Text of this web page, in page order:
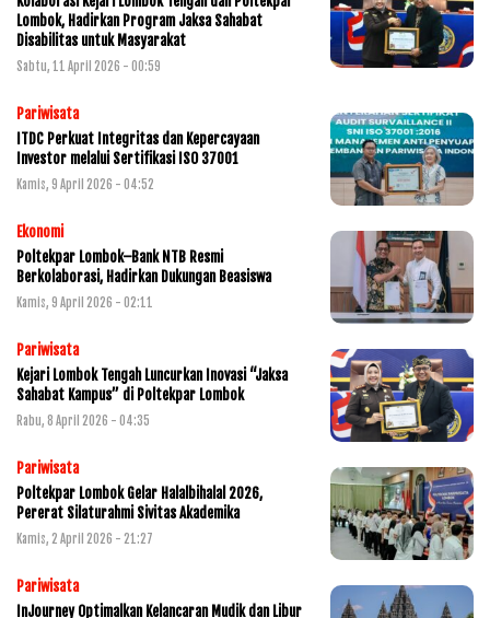
Lombok, Hadirkan Program Jaksa Sahabat
Disabilitas untuk Masyarakat
Sabtu, 11 April 2026 - 00:59
Pariwisata
ITDC Perkuat Integritas dan Kepercayaan
Investor melalui Sertifikasi ISO 37001
Kamis, 9 April 2026 - 04:52
Ekonomi
Poltekpar Lombok–Bank NTB Resmi
Berkolaborasi, Hadirkan Dukungan Beasiswa
Kamis, 9 April 2026 - 02:11
Pariwisata
Kejari Lombok Tengah Luncurkan Inovasi “Jaksa
Sahabat Kampus” di Poltekpar Lombok
Rabu, 8 April 2026 - 04:35
Pariwisata
Poltekpar Lombok Gelar Halalbihalal 2026,
Pererat Silaturahmi Sivitas Akademika
Kamis, 2 April 2026 - 21:27
Pariwisata
InJourney Optimalkan Kelancaran Mudik dan Libur